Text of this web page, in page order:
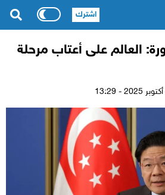
العالم على أعتاب مرحلة
اشترك